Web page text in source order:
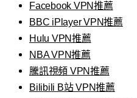
Facebook VPN推薦
BBC iPlayer VPN推薦
Hulu VPN推薦
NBA VPN推薦
騰訊視頻 VPN推薦
Bilibili B站 VPN推薦